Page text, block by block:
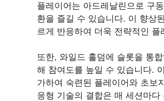
플레이어는 아드레날린으로 구
환을 즐길 수 있습니다. 이 향상
르게 반응하여 더욱 전략적인
또한, 와일드 홀덤에 슬롯을 통
해 참여도를 높일 수 있습니다.
가하여 숙련된 플레이어와 초보
응형 기술의 결합은 매 세션마